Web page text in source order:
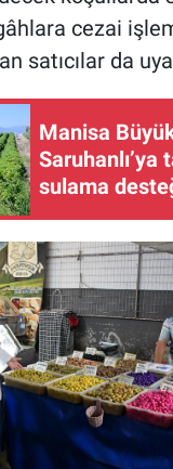
cezai
satıcılar da
Manisa
Saruhanlı’ya
sulama